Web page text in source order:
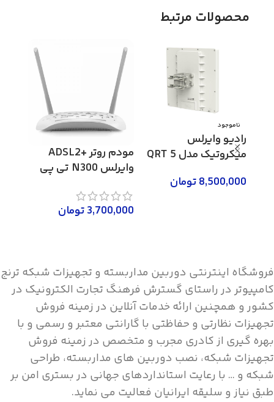
محصولات مرتبط
ناموجود
رادیو وایرلس
میکروتیک مدل QRT 5
8,500,000تومان
مودم روتر +ADSL2
وایرلس N300 تی پی
W8961N
3,700,000تومان
فروشگاه اینترنتی دوربین مداربسته و تجهیزات شبکه ترنج
کامپیوتر در راستای گسترش فرهنگ تجارت الکترونیک در
کشور و همچنین ارائه خدمات آنلاین در زمینه فروش
تجهیزات نظارتی و حفاظتی با گارانتی معتبر و رسمی و با
بهره گیری از کادری مجرب و متخصص در زمینه فروش
تجهیزات شبکه، نصب دوربین های مداربسته، طراحی
شبکه و … با رعایت استانداردهای جهانی در بستری امن بر
طبق نیاز و سلیقه ایرانیان فعالیت می نماید.